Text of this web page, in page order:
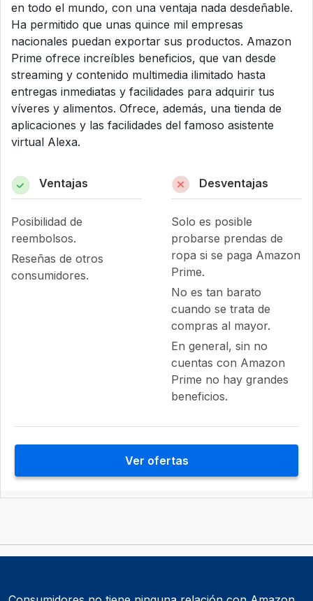
en todo el mundo, con una ventaja nada desdeñable.
Ha permitido que unas quince mil empresas
nacionales puedan exportar sus productos. Amazon
Prime ofrece increíbles beneficios, que van desde
streaming y contenido multimedia ilimitado hasta
entregas inmediatas y facilidades para adquirir tus
víveres y alimentos. Ofrece, además, una tienda de
aplicaciones y las facilidades del famoso asistente
virtual Alexa.
Ventajas
Posibilidad de
reembolsos.
Reseñas de otros
consumidores.
Desventajas
Solo es posible
probarse prendas de
ropa si se paga Amazon
Prime.
No es tan barato
cuando se trata de
compras al mayor.
En general, sin no
cuentas con Amazon
Prime no hay grandes
beneficios.
Ver ofertas